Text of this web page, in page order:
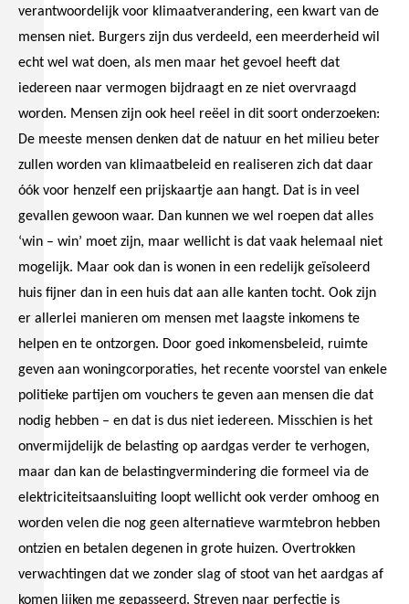
verantwoordelijk voor klimaatverandering, een kwart van de
mensen niet. Burgers zijn dus verdeeld, een meerderheid wil
echt wel wat doen, als men maar het gevoel heeft dat
iedereen naar vermogen bijdraagt en ze niet overvraagd
worden. Mensen zijn ook heel reëel in dit soort onderzoeken:
De meeste mensen denken dat de natuur en het milieu beter
zullen worden van klimaatbeleid en realiseren zich dat daar
óók voor henzelf een prijskaartje aan hangt. Dat is in veel
gevallen gewoon waar. Dan kunnen we wel roepen dat alles
‘win – win’ moet zijn, maar wellicht is dat vaak helemaal niet
mogelijk. Maar ook dan is wonen in een redelijk geïsoleerd
huis fijner dan in een huis dat aan alle kanten tocht. Ook zijn
er allerlei manieren om mensen met laagste inkomens te
helpen en te ontzorgen. Door goed inkomensbeleid, ruimte
geven aan woningcorporaties, het recente voorstel van enkele
politieke partijen om vouchers te geven aan mensen die dat
nodig hebben – en dat is dus niet iedereen. Misschien is het
onvermijdelijk de belasting op aardgas verder te verhogen,
maar dan kan de belastingvermindering die formeel via de
elektriciteitsaansluiting loopt wellicht ook verder omhoog en
worden velen die nog geen alternatieve warmtebron hebben
ontzien en betalen degenen in grote huizen. Overtrokken
verwachtingen dat we zonder slag of stoot van het aardgas af
komen lijken me gepasseerd. Streven naar perfectie is